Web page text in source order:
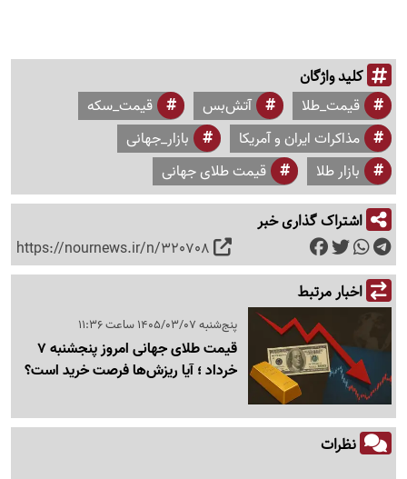
کلید واژگان
قیمت_طلا آتش‌بس
قیمت_سکه
مذاکرات ایران و آمریکا
بازار_جهانی
بازار طلا
قیمت طلای جهانی
اشتراک گذاری خبر
https://nournews.ir/n/320708
اخبار مرتبط
پنج‌شنبه 1405/03/07 ساعت 11:36
قیمت طلای جهانی امروز پنجشنبه 7
خرداد ؛ آیا ریزش‌ها فرصت خرید است؟
نظرات